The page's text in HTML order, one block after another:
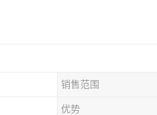
销售范围
优势